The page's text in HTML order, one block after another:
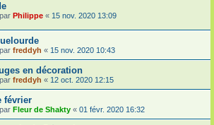
Philippe « 15 nov. 2020 13:09
freddyh « 15 nov. 2020 10:43
en décoration
freddyh « 12 oct. 2020 12:15
février
Fleur de Shakty « 01 févr. 2020 16:32